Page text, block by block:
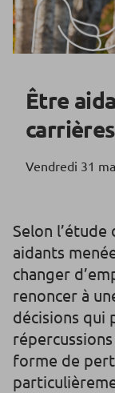
Être
carrières
Vendredi 31
Selon l’étude
aidants
changer
renoncer à
décisions qui
forme de